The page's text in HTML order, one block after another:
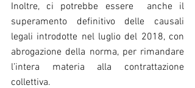
Inoltre, ci potrebbe essere  anche il
superamento definitivo delle causali
legali introdotte nel luglio del 2018, con
abrogazione della norma, per rimandare
l’intera materia alla contrattazione
collettiva.